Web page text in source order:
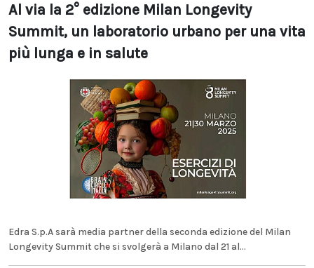
Al via la 2° edizione Milan Longevity
Summit, un laboratorio urbano per una vita
più lunga e in salute
Edra S.p.A sarà media partner della seconda edizione del Milan
Longevity Summit che si svolgerà a Milano dal 21 al...